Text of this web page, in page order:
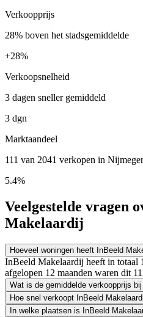
Verkoopprijs
28% boven het stadsgemiddelde
+28%
Verkoopsnelheid
3 dagen sneller gemiddeld
3 dgn
Marktaandeel
111 van 2041 verkopen in
5.4%
Veelgestelde vragen
Makelaardij
Hoeveel woningen heeft InBeeld
InBeeld Makelaardij heeft in totaal
afgelopen 12 maanden waren dit
Wat is de gemiddelde verkoopprijs
Hoe snel verkoopt InBeeld
In welke plaatsen is InBeeld